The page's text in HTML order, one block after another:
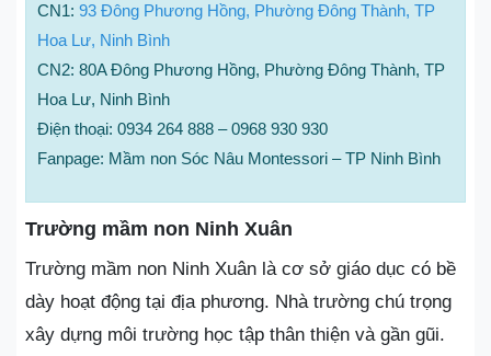
CN1: 93 Đông Phương Hồng, Phường Đông Thành, TP
Hoa Lư, Ninh Bình
CN2: 80A Đông Phương Hồng, Phường Đông Thành, TP
Hoa Lư, Ninh Bình
Điện thoại: 0934 264 888 – 0968 930 930
Fanpage: Mầm non Sóc Nâu Montessori – TP Ninh Bình
Trường mầm non Ninh Xuân
Trường mầm non Ninh Xuân là cơ sở giáo dục có bề
dày hoạt động tại địa phương. Nhà trường chú trọng
xây dựng môi trường học tập thân thiện và gần gũi.